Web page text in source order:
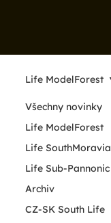
Všechny novinky
Life ModelForest
Life SouthMoravia
Life Sub-Pannonic
Archiv
CZ-SK South Life
Life ModelForest